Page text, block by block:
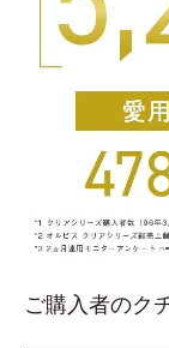
ご購入者のク